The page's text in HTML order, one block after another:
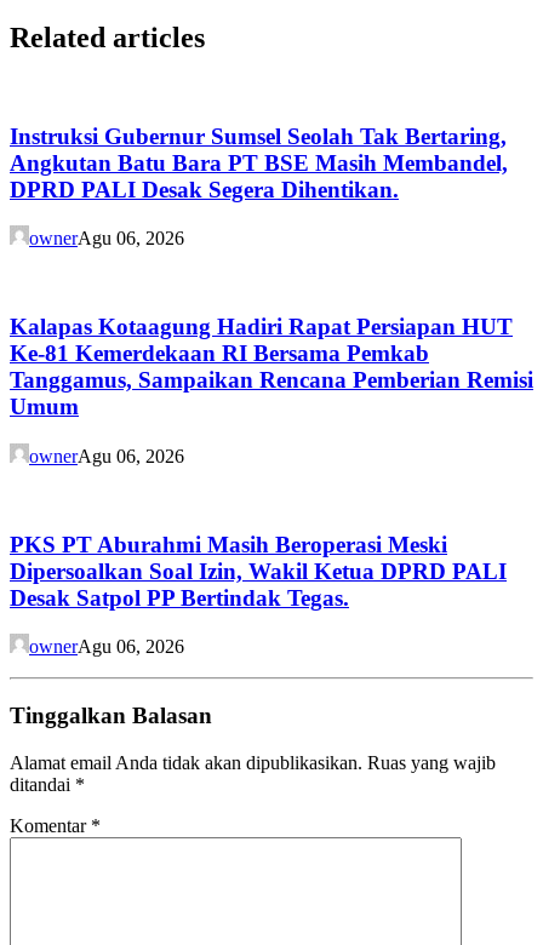
Related articles
Instruksi Gubernur Sumsel Seolah Tak Bertaring,
Angkutan Batu Bara PT BSE Masih Membandel,
DPRD PALI Desak Segera Dihentikan.
ownerAgu 06, 2026
Kalapas Kotaagung Hadiri Rapat Persiapan HUT
Ke-81 Kemerdekaan RI Bersama Pemkab
Tanggamus, Sampaikan Rencana Pemberian Remisi
Umum
ownerAgu 06, 2026
PKS PT Aburahmi Masih Beroperasi Meski
Dipersoalkan Soal Izin, Wakil Ketua DPRD PALI
Desak Satpol PP Bertindak Tegas.
ownerAgu 06, 2026
Tinggalkan Balasan
Alamat email Anda tidak akan dipublikasikan. Ruas yang wajib
ditandai *
Komentar *